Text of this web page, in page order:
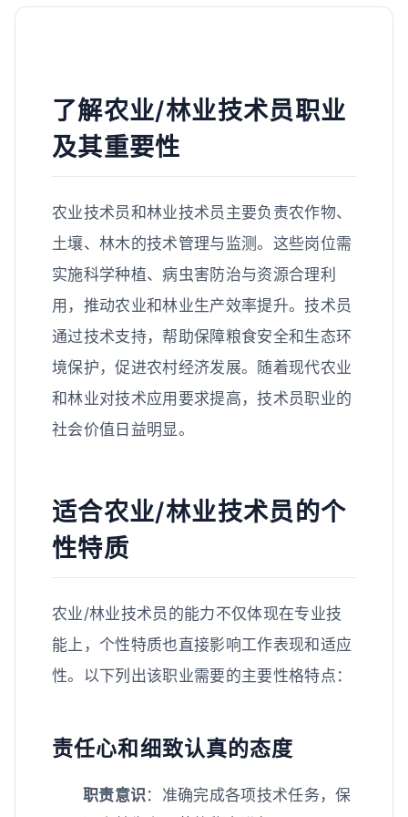
了解农业/林业技术员职业
及其重要性
农业技术员和林业技术员主要负责农作物、
土壤、林木的技术管理与监测。这些岗位需
实施科学种植、病虫害防治与资源合理利
用，推动农业和林业生产效率提升。技术员
通过技术支持，帮助保障粮食安全和生态环
境保护，促进农村经济发展。随着现代农业
和林业对技术应用要求提高，技术员职业的
社会价值日益明显。
适合农业/林业技术员的个
性特质
农业/林业技术员的能力不仅体现在专业技
能上，个性特质也直接影响工作表现和适应
性。以下列出该职业需要的主要性格特点：
责任心和细致认真的态度
职责意识：准确完成各项技术任务，保